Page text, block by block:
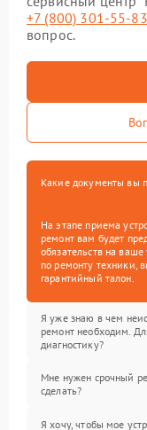
+7 (800) 301-55-83
вопрос.
Какие документы вы
На этапе приема
ремонт вам будет
обязательств на
по ремонту техники,
гарантийный талон.
Я уже знаю в чем
ремонт необходим.
диагностику?
Мне нужен срочный
сделать?
Я хочу, чтобы мое